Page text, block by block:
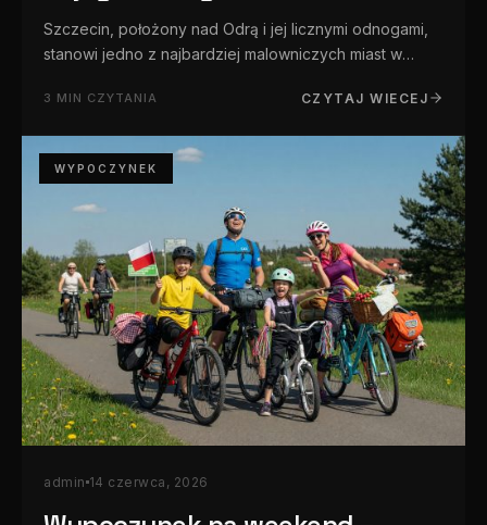
Szczecin, położony nad Odrą i jej licznymi odnogami,
stanowi jedno z najbardziej malowniczych miast w
kanałów oraz bliskość Morza Bałtyckiego sprawiają, że
3 MIN CZYTANIA CZYTAJ WIECEJ
WYPOCZYNEK
admin 14 czerwca, 2026